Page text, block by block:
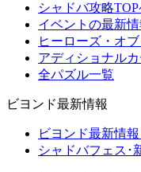
シャドバ攻略
イベントの最新
ヒーローズ・オ
アディショナル
全パズル一覧
ビヨンド最新情報
ビヨンド最新情
シャドバフェス･